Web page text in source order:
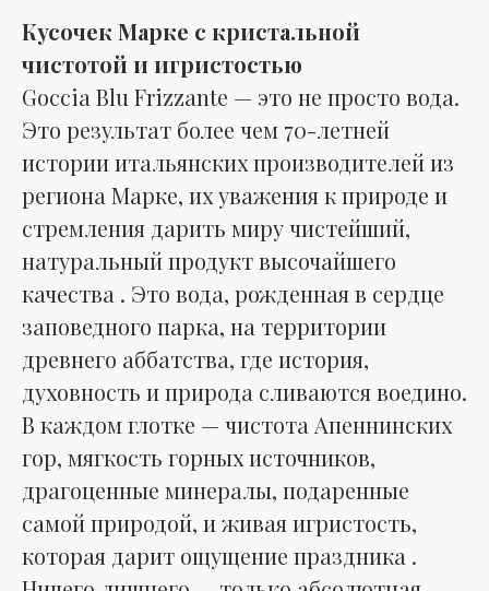
Кусочек Марке с кристальной
чистотой и игристостью
Goccia Blu Frizzante — это не просто вода.
Это результат более чем 70-летней
истории итальянских производителей из
региона Марке, их уважения к природе и
стремления дарить миру чистейший,
натуральный продукт высочайшего
качества . Это вода, рожденная в сердце
заповедного парка, на территории
древнего аббатства, где история,
духовность и природа сливаются воедино.
В каждом глотке — чистота Апеннинских
гор, мягкость горных источников,
драгоценные минералы, подаренные
самой природой, и живая игристость,
которая дарит ощущение праздника .